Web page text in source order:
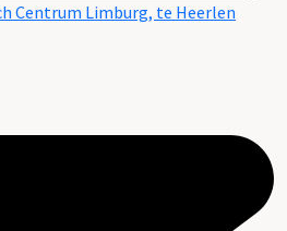
Centrum Limburg, te Heerlen